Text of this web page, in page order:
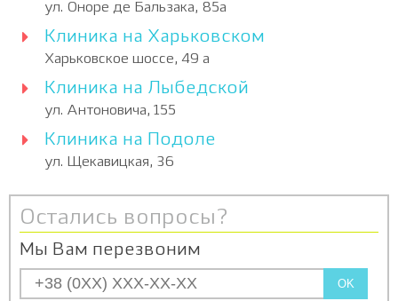
ул. Оноре де Бальзака, 85а
Клиника на Харьковском
Харьковское шоссе, 49 а
Клиника на Лыбедской
ул. Антоновича, 155
Клиника на Подоле
ул. Щекавицкая, 36
Остались вопросы?
Мы Вам перезвоним
OK